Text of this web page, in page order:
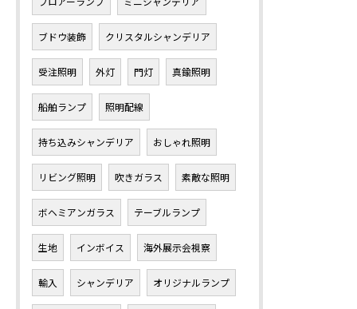
ブドウ装飾 クリスタルシャンデリア
受注照明 外灯 門灯 真鍮照明
船舶ランプ 照明配線
持ち込みシャンデリア おしゃれ照明
リビング照明 吹きガラス 素敵な照明
ボヘミアンガラス テーブルランプ
生地 インボイス 海外展示会視察
輸入 シャンデリア オリジナルランプ